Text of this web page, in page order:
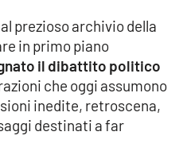
prezioso archivio della
in primo piano
il dibattito politico
che oggi assumono
inedite, retroscena,
destinati a far